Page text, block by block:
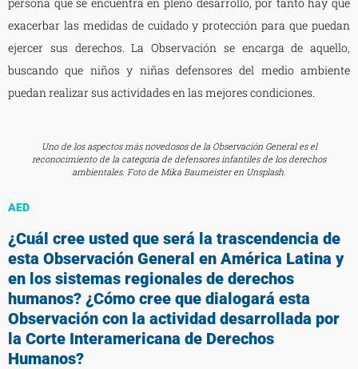
exacerbar las medidas de cuidado y protección para que puedan
ejercer sus derechos. La Observación se encarga de aquello,
buscando que niños y niñas defensores del medio ambiente
puedan realizar sus actividades en las mejores condiciones.
Uno de los aspectos más novedosos de la Observación General es el
reconocimiento de la categoría de defensores infantiles de los derechos
ambientales. Foto de Mika Baumeister en Unsplash.
AED
¿Cuál cree usted que será la trascendencia de
esta Observación General en América Latina y
en los sistemas regionales de derechos
humanos? ¿Cómo cree que dialogará esta
Observación con la actividad desarrollada por
la Corte Interamericana de Derechos
Humanos?